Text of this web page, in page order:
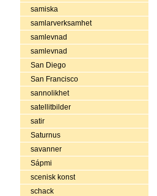
samiska
samlarverksamhet
samlevnad
samlevnad
San Diego
San Francisco
sannolikhet
satellitbilder
satir
Saturnus
savanner
Sápmi
scenisk konst
schack